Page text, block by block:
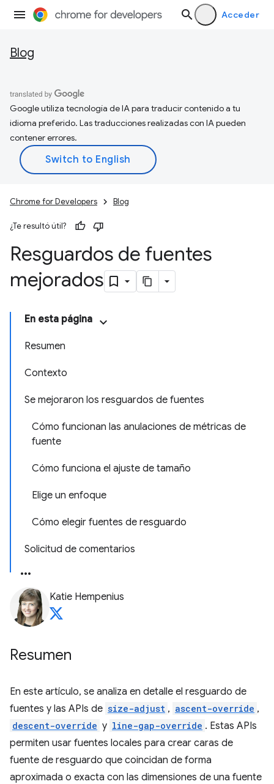
Acceder
Blog
Google utiliza tecnología de IA para traducir contenido a tu
idioma preferido. Las traducciones realizadas con IA pueden
contener errores.
Chrome for Developers Blog
¿Te resultó útil?
Resguardos de fuentes
mejorados
En esta página
Resumen
Contexto
Se mejoraron los resguardos de fuentes
Cómo funcionan las anulaciones de métricas de
fuente
Cómo funciona el ajuste de tamaño
Elige un enfoque
Cómo elegir fuentes de resguardo
Solicitud de comentarios
Katie Hempenius
Resumen
En este artículo, se analiza en detalle el resguardo de
fuentes y las APIs de size-adjust , ascent-override ,
descent-override y line-gap-override . Estas APIs
permiten usar fuentes locales para crear caras de
fuente de resguardo que coincidan de forma
aproximada o exacta con las dimensiones de una fuente